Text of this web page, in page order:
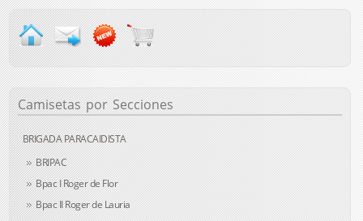
Camisetas por Secciones
BRIGADA PARACAIDISTA
BRIPAC
Bpac I Roger de Flor
Bpac II Roger de Lauria